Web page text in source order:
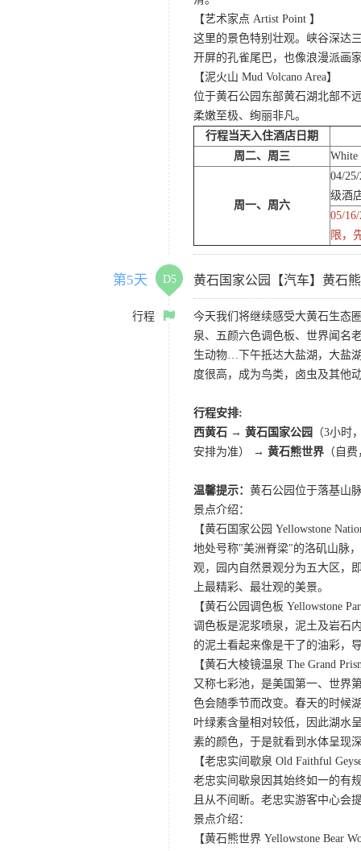
【艺术家点 Artist Point 】
这里的景色特别壮观。峡谷深达
开屏的孔雀尾巴，也像浪漫派画
【泥火山 Mud Volcano Area】
位于黄石公园东部黄石湖北部不
柔嫩至极、绚丽非凡。
行程当天入住酒店日期
周二、周三
White
周一、周六
04/
级酒
05/
限，
第5天 D5 黄石国家公园【汽车】黄石
行程
今天我们将继续感受大黄石生态
泉、五颜六色调色板、世界闻名
生动物…下午抵达大盐湖，大盐
度很高，成为鸟类，卤虫及其他
行程安排:
西黄石 → 黄石国家公园
（3小时
安排为准） → 黄石熊世界 （自
温馨提示： 黄石公园位于落基山
景点介绍：
【黄石国家公园 Yellowstone
地处号称"美洲脊梁"的洛矶山脉
观，园内自然景观分为五大区，
上最精彩、最壮观的美景。
【黄石公园调色板 Yellowstone
调色板是泥浆喷泉，泥土及岩石
的泥土看起来像是干了的油彩，
【黄石大棱镜温泉 The Grand
又称七彩池，是美国第一、世界
色会随季节而改变。春天的时候
叶绿素含量相对较低，因此湖水
素的颜色，于是就看到水体呈现
【老忠实间歇泉 Old Faithful
老忠实间歇泉因其始终如一的有
且从不间断。老忠实游客中心会
景点介绍：
【黄石熊世界 Yellowstone Bear